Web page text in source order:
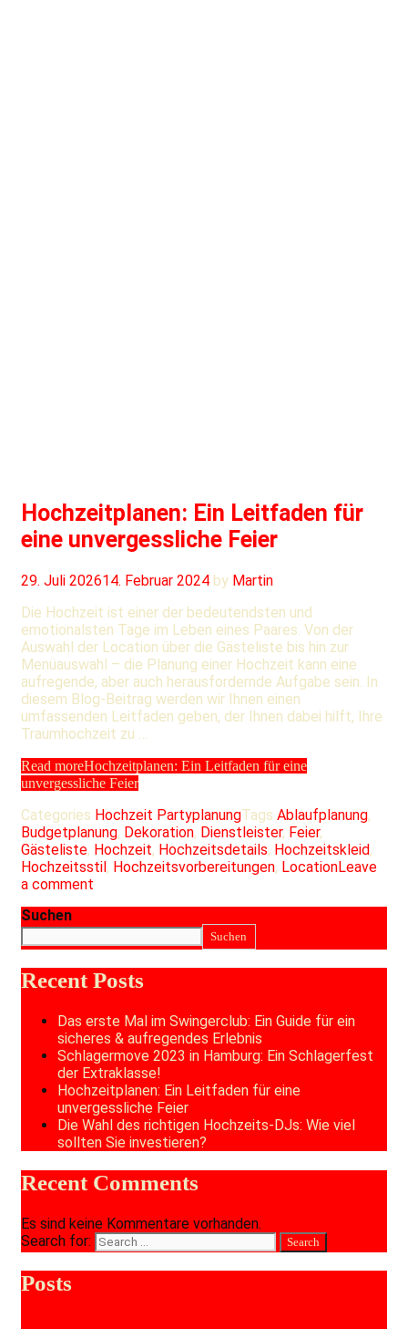
Hochzeitplanen: Ein Leitfaden für
eine unvergessliche Feier
29. Juli 202614. Februar 2024 by Martin
Die Hochzeit ist einer der bedeutendsten und
emotionalsten Tage im Leben eines Paares. Von der
Auswahl der Location über die Gästeliste bis hin zur
Menüauswahl – die Planung einer Hochzeit kann eine
aufregende, aber auch herausfordernde Aufgabe sein. In
diesem Blog-Beitrag werden wir Ihnen einen
umfassenden Leitfaden geben, der Ihnen dabei hilft, Ihre
Traumhochzeit zu …
Read moreHochzeitplanen: Ein Leitfaden für eine
unvergessliche Feier
Categories Hochzeit PartyplanungTags Ablaufplanung,
Budgetplanung, Dekoration, Dienstleister, Feier,
Gästeliste, Hochzeit, Hochzeitsdetails, Hochzeitskleid,
Hochzeitsstil, Hochzeitsvorbereitungen, LocationLeave
a comment
Suchen
Suchen
Recent Posts
Das erste Mal im Swingerclub: Ein Guide für ein
sicheres & aufregendes Erlebnis
Schlagermove 2023 in Hamburg: Ein Schlagerfest
der Extraklasse!
Hochzeitplanen: Ein Leitfaden für eine
unvergessliche Feier
Die Wahl des richtigen Hochzeits-DJs: Wie viel
sollten Sie investieren?
Recent Comments
Es sind keine Kommentare vorhanden.
Search for:
Posts